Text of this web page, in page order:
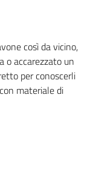
così da vicino,
o accarezzato un
per conoscerli
materiale di